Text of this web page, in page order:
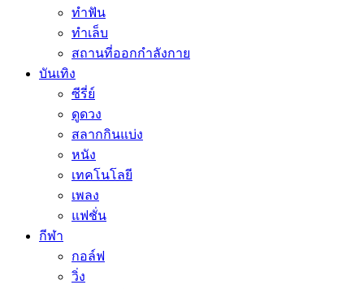
ทำฟัน
ทำเล็บ
สถานที่ออกกำลังกาย
บันเทิง
ซีรี่ย์
ดูดวง
สลากกินแบ่ง
หนัง
เทคโนโลยี
เพลง
แฟชั่น
กีฬา
กอล์ฟ
วิ่ง